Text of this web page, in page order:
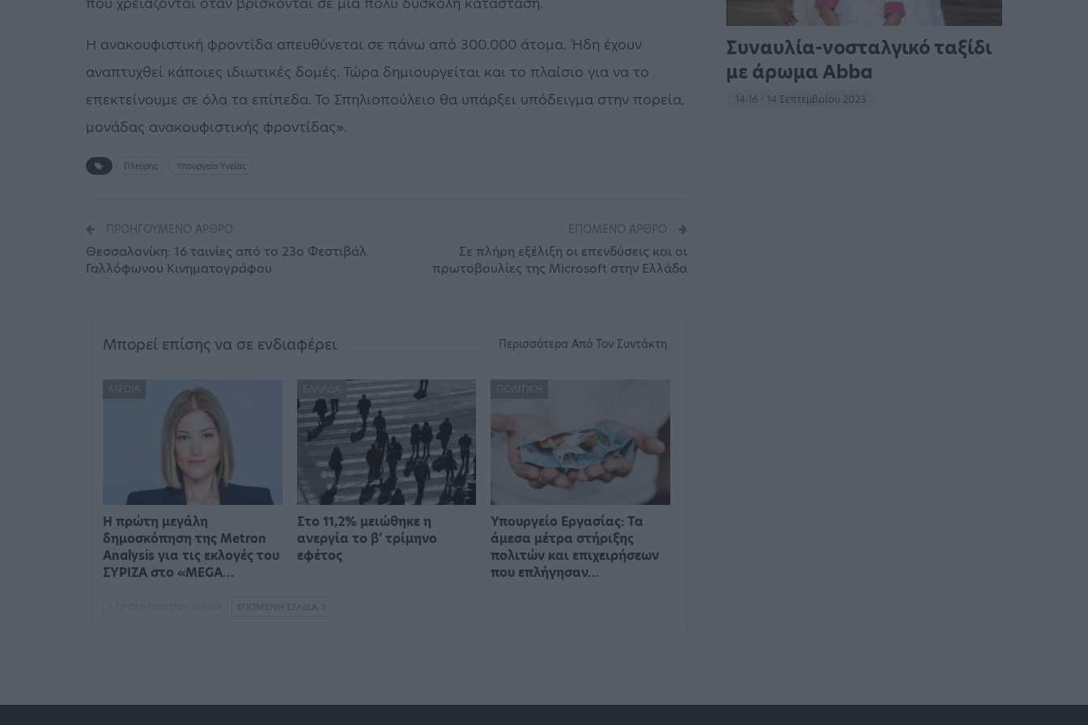
Η ανακουφιστική φροντίδα απευθύνεται σε πάνω από 300.000 άτομα. Ήδη έχουν
αναπτυχθεί κάποιες ιδιωτικές δομές. Τώρα δημιουργείται και το πλαίσιο για να το
επεκτείνουμε σε όλα τα επίπεδα. Το Σπηλιοπούλειο θα υπάρξει υπόδειγμα στην πορεία,
μονάδας ανακουφιστικής φροντίδας».
Πλεύρης Υπουργείο Υγείας
ΠΡΟΗΓΟΎΜΕΝΟ ΆΡΘΡΟ
Θεσσαλονίκη: 16 ταινίες από το 23ο Φεστιβάλ
Γαλλόφωνου Κινηματογράφου
ΕΠΌΜΕΝΟ ΆΡΘΡΟ
Σε πλήρη εξέλιξη οι επενδύσεις και οι
πρωτοβουλίες της Microsoft στην Ελλάδα
Μπορεί επίσης να σε ενδιαφέρει Περισσότερα Από Τον Συντάκτη
MEDIA
Η πρώτη μεγάλη
δημοσκόπηση της Metron
Analysis για τις εκλογές του
ΣΥΡΙΖΑ στο «MEGA…
ΕΛΛΆΔΑ
Στο 11,2% μειώθηκε η
ανεργία το β’ τρίμηνο
εφέτος
ΠΟΛΙΤΙΚΉ
Υπουργείο Εργασίας: Τα
άμεσα μέτρα στήριξης
πολιτών και επιχειρήσεων
που επλήγησαν…
ΕΠΌΜΕΝΗ ΣΕΛΊΔΑ
Συναυλία-νοσταλγικό ταξίδι
με άρωμα Abba
14:16 - 14 Σεπτεμβρίου 2023